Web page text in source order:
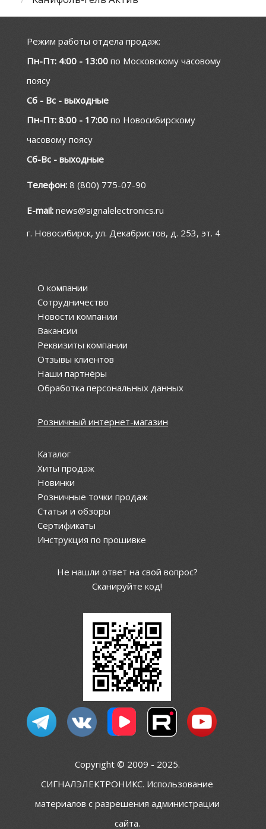
Режим работы отдела продаж:
Пн-Пт: 4:00 - 13:00 по Московскому часовому
поясу
Сб - Вс - выходные
Пн-Пт: 8:00 - 17:00 по Новосибирскому
часовому поясу
Сб-Вс - выходные
Телефон: 8 (800) 775-07-90
E-mail: news@signalelectronics.ru
г. Новосибирск, ул. Декабристов, д. 253, эт. 4
О компании
Сотрудничество
Новости компании
Вакансии
Реквизиты компании
Отзывы клиентов
Наши партнёры
Обработка персональных данных
Розничный интернет-магазин
Каталог
Хиты продаж
Новинки
Розничные точки продаж
Статьи и обзоры
Сертификаты
Инструкция по прошивке
Не нашли ответ на свой вопрос?
Сканируйте код!
Copyright © 2009 - 2025.
СИГНАЛЭЛЕКТРОНИКС. Использование
материалов с разрешения администрации
сайта.